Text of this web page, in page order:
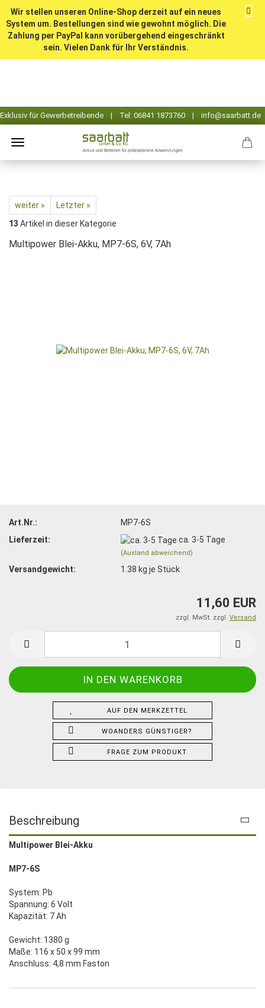
Wir stellen unseren Online-Shop derzeit auf ein neues
System um. Bestellungen sind wie gewohnt möglich. Die
Zahlung per PayPal kann vorübergehend eingeschränkt
sein. Vielen Dank für Ihr Verständnis.
weiter »
Letzter »
13 Artikel in dieser Kategorie
Multipower Blei-Akku, MP7-6S, 6V, 7Ah
Art.Nr.:
MP7-6S
Lieferzeit:
ca. 3-5 Tage
(Ausland abweichend)
Versandgewicht: 1.38 kg je Stück
11,60 EUR
zzgl. MwSt. zzgl. Versand
AUF DEN MERKZETTEL
WOANDERS GÜNSTIGER?
FRAGE ZUM PRODUKT
Beschreibung
Multipower Blei-Akku
MP7-6S
System: Pb
Spannung: 6 Volt
Kapazität: 7 Ah
Gewicht: 1380 g
Maße: 116 x 50 x 99 mm
Anschluss: 4,8 mm Faston